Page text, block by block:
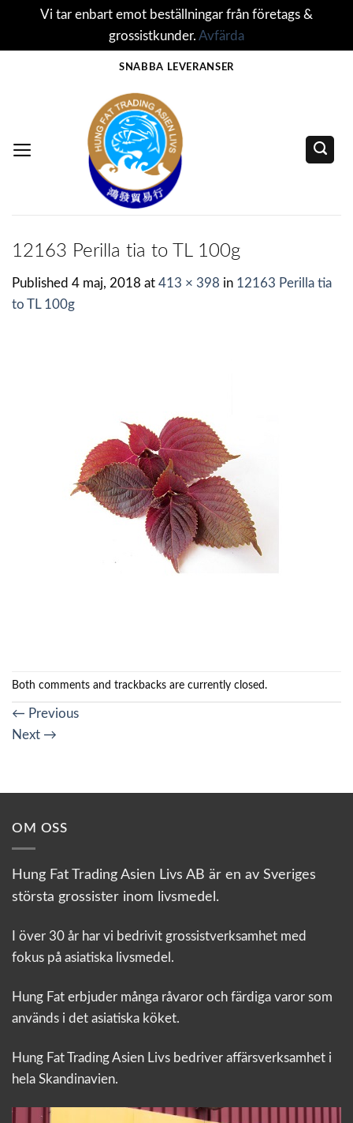
Vi tar enbart emot beställningar från företags &
grossistkunder. Avfärda
SNABBA LEVERANSER
12163 Perilla tia to TL 100g
Published 4 maj, 2018 at 413 × 398 in 12163 Perilla tia
to TL 100g
Both comments and trackbacks are currently closed.
← Previous
Next →
OM OSS
Hung Fat Trading Asien Livs AB är en av Sveriges
största grossister inom livsmedel.
I över 30 år har vi bedrivit grossistverksamhet med
fokus på asiatiska livsmedel.
Hung Fat erbjuder många råvaror och färdiga varor som
används i det asiatiska köket.
Hung Fat Trading Asien Livs bedriver affärsverksamhet i
hela Skandinavien.